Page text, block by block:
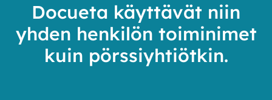
Docueta käyttävät niin
yhden henkilön toiminimet
kuin pörssiyhtiötkin.